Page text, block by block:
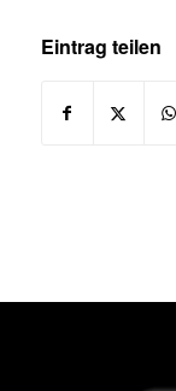
Eintrag teilen